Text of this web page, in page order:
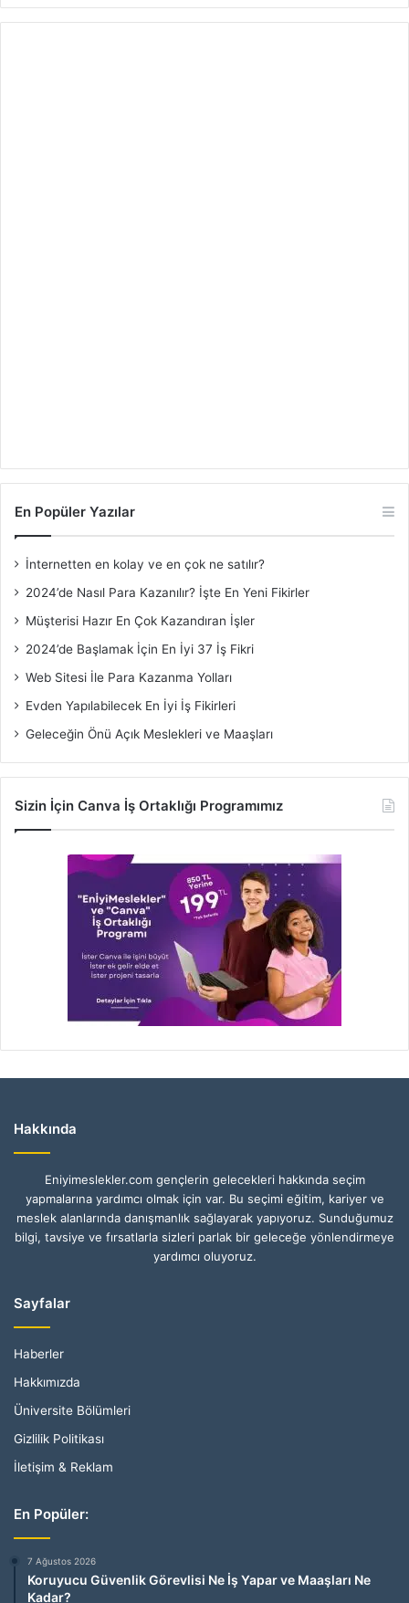
En Popüler Yazılar
İnternetten en kolay ve en çok ne satılır?
2024’de Nasıl Para Kazanılır? İşte En Yeni Fikirler
Müşterisi Hazır En Çok Kazandıran İşler
2024’de Başlamak İçin En İyi 37 İş Fikri
Web Sitesi İle Para Kazanma Yolları
Evden Yapılabilecek En İyi İş Fikirleri
Geleceğin Önü Açık Meslekleri ve Maaşları
Sizin İçin Canva İş Ortaklığı Programımız
Hakkında
Eniyimeslekler.com gençlerin gelecekleri hakkında seçim
yapmalarına yardımcı olmak için var. Bu seçimi eğitim, kariyer ve
meslek alanlarında danışmanlık sağlayarak yapıyoruz. Sunduğumuz
bilgi, tavsiye ve fırsatlarla sizleri parlak bir geleceğe yönlendirmeye
yardımcı oluyoruz.
Sayfalar
Haberler
Hakkımızda
Üniversite Bölümleri
Gizlilik Politikası
İletişim & Reklam
En Popüler:
7 Ağustos 2026
Koruyucu Güvenlik Görevlisi Ne İş Yapar ve Maaşları Ne
Kadar?